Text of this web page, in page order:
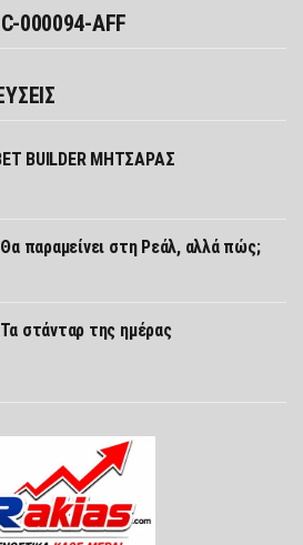
000094-AFF
BUILDER ΜΗΤΣΑΡΑΣ
Θα παραμείνει στη Ρεάλ, αλλά πώς;
στάνταρ της ημέρας